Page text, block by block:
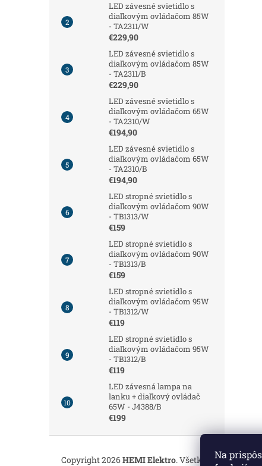
Na
LED závesné svietidlo s
diaľkovým ovládačom 85W
- TA2311/W
€229,90
LED závesné svietidlo s
diaľkovým ovládačom 85W
- TA2311/B
€229,90
LED závesné svietidlo s
diaľkovým ovládačom 65W
- TA2310/W
€194,90
LED závesné svietidlo s
diaľkovým ovládačom 65W
- TA2310/B
€194,90
LED stropné svietidlo s
diaľkovým ovládačom 90W
- TB1313/W
€159
LED stropné svietidlo s
diaľkovým ovládačom 90W
- TB1313/B
€159
LED stropné svietidlo s
diaľkovým ovládačom 95W
- TB1312/W
€119
LED stropné svietidlo s
diaľkovým ovládačom 95W
- TB1312/B
€119
LED závesná lampa na
lanku + diaľkový ovládač
65W - J4388/B
€199
Copyright 2026HEMI Elektro. Všetky práva